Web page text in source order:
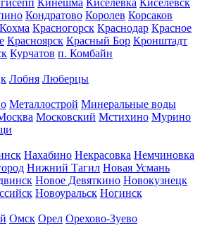
Кинешма Киселевка Киселёвск
Кондратово Королев Корсаков
Кохма Красногорск Краснодар Красное
Красноярск Красный Бор Кронштадт
Курчатов п. Комбайн
Лобня Люберцы
Металлострой Минеральные воды
Московский Мстихино Мурино
Нахабино Некрасовка Немчиновка
Нижний Тагил Новая Усмань
Новое Девяткино Новокузнецк
Новоуральск Ногинск
Омск Орел Орехово-Зуево